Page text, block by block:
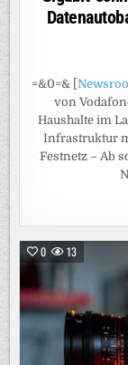
=&0=& [
von
Haushalte im
Infrastruktur
Festnetz – Ab
0 13